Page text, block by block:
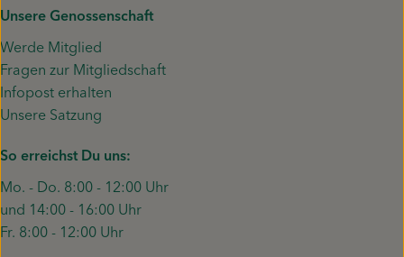
Unsere Genossenschaft
Werde Mitglied
Fragen zur Mitgliedschaft
Infopost erhalten
Unsere Satzung
So erreichst Du uns:
Mo. - Do. 8:00 - 12:00 Uhr
und 14:00 - 16:00 Uhr
Fr. 8:00 - 12:00 Uhr